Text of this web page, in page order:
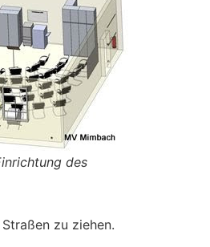
des
zu ziehen.